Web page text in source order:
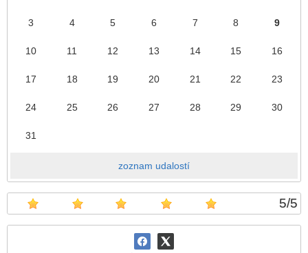
3 4 5 6 7 8 9
10 11 12 13 14 15 16
17 18 19 20 21 22 23
24 25 26 27 28 29 30
31
zoznam udalostí
5/5